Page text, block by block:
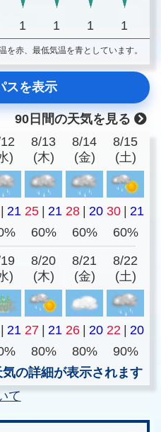
1 1 1 1
赤、最低気温を青としています。
スを表示
90日間の天気を見る
)
8/13
(木)
8/14
(金)
8/15
(土)
| 21 25 | 21 28 | 20 30 | 21
60% 60% 60%
)
8/20
(木)
8/21
(金)
8/22
(土)
| 21 27 | 21 26 | 20 22 | 20
80% 80%
90%
の詳細が表示されます
て